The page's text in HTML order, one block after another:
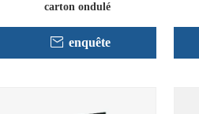
carton ondulé
enquête